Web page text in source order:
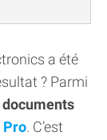
a été
? Parmi
Pro. C’est